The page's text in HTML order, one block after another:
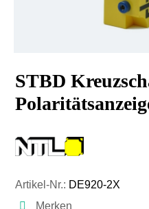
STBD
Artikel-Nr.: DE920-2X
Merken